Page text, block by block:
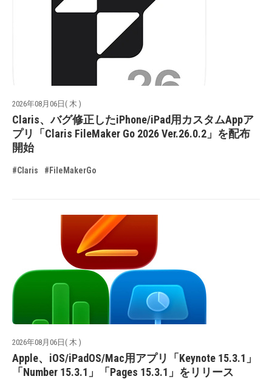
2026年08月06日( 木 )
Claris、バグ修正したiPhone/iPad用カスタムAppア
プリ「Claris FileMaker Go 2026 Ver.26.0.2」を配布
開始
#Claris #FileMakerGo
2026年08月06日( 木 )
Apple、iOS/iPadOS/Mac用アプリ「Keynote 15.3.1」
「Number 15.3.1」「Pages 15.3.1」をリリース